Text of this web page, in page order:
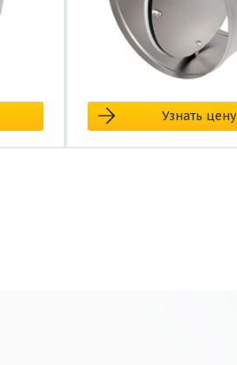
Узнать цену